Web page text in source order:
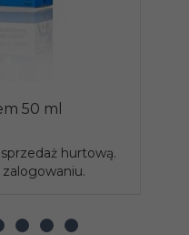
50 ml
hurtową.